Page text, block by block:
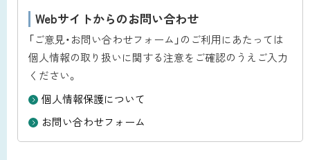
Webサイトからのお問い合わせ
「ご意見・お問い合わせフォーム」のご利用にあたっては
個人情報の取り扱いに関する注意をご確認のうえご入力
ください。
個人情報保護について
お問い合わせフォーム